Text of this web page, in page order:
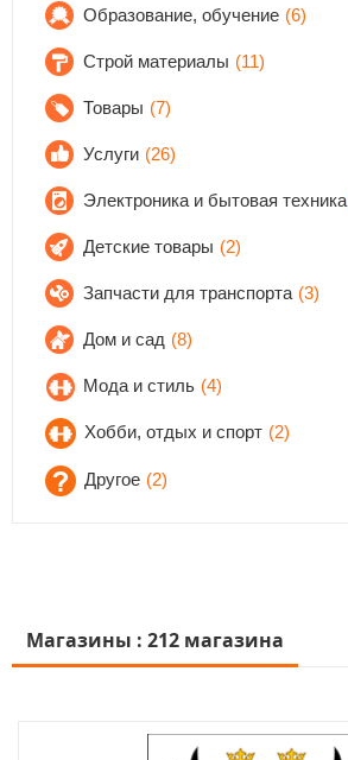
Образование, обучение (6)
Строй материалы (11)
Товары (7)
Услуги (26)
Электроника и бытовая техника
Детские товары (2)
Запчасти для транспорта (3)
Дом и сад (8)
Мода и стиль (4)
Хобби, отдых и спорт (2)
Другое (2)
Магазины : 212 магазина